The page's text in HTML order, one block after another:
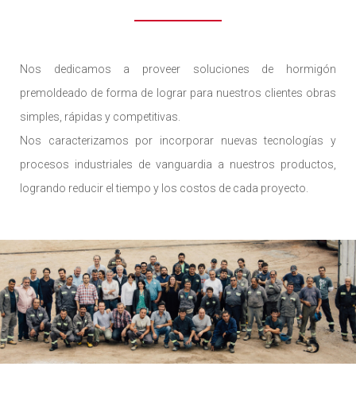
Nos dedicamos a proveer soluciones de hormigón
premoldeado de forma de lograr para nuestros clientes obras
simples, rápidas y competitivas.
Nos caracterizamos por incorporar nuevas tecnologías y
procesos industriales de vanguardia a nuestros productos,
logrando reducir el tiempo y los costos de cada proyecto.